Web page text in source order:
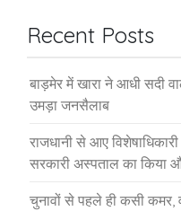
Recent Posts
बाड़मेर में खारा ने आधी सदी
उमड़ा जनसैलाब
राजधानी से आए विशेषाधिकारी
सरकारी अस्पताल का किया
चुनावों से पहले ही कसी